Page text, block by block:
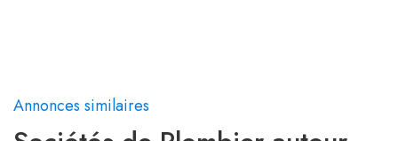
Annonces similaires